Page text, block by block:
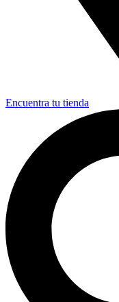
Encuentra tu tienda